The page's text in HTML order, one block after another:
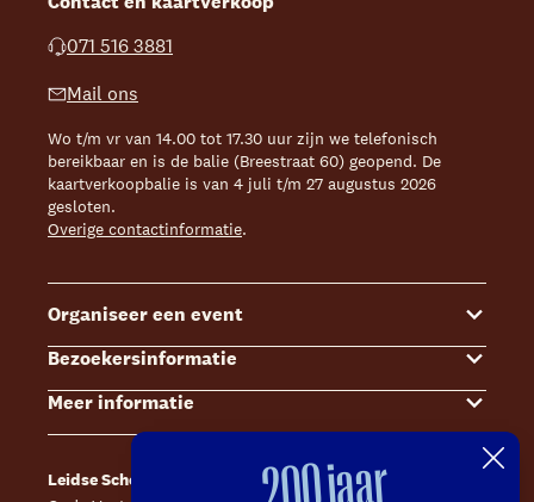
071 516 3881
Mail ons
Wo t/m vr van 14.00 tot 17.30 uur zijn we telefonisch
bereikbaar en is de balie (Breestraat 60) geopend. De
kaartverkoopbalie is van 4 juli t/m 27 augustus 2026
gesloten.
Overige contactinformatie.
Organiseer een event
Events
Zalenoverzicht
Contact Sales & Events
Offerte aanvragen
Bezoekersinformatie
Kaartverkoop
Bereikbaarheid
Toegankelijkheid
Meer informatie
Steun ons
Leidse Schouwburg
Café Caat